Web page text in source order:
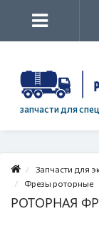
запчасти для
Запчасти для
Фрезы роторные
РОТОРНАЯ